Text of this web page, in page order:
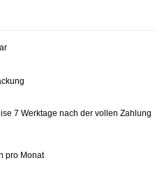
7 Werktage nach der vollen Zahlung
pro Monat